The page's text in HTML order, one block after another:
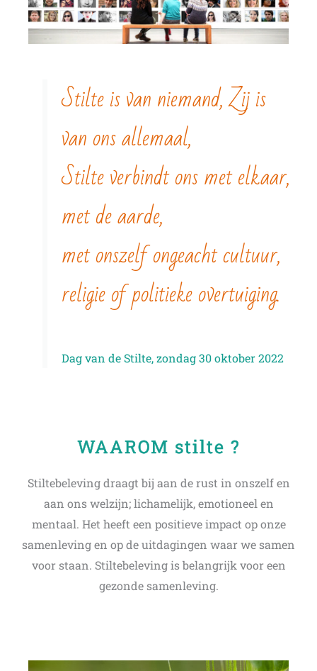
Stilte is van niemand, Zij is
van ons allemaal,
Stilte verbindt ons met elkaar,
met de aarde,
met onszelf ongeacht cultuur,
religie of politieke overtuiging.
Dag van de Stilte, zondag 30 oktober 2022
WAAROM stilte ?
Stiltebeleving draagt bij aan de rust in onszelf en
aan ons welzijn; lichamelijk, emotioneel en
mentaal. Het heeft een positieve impact op onze
samenleving en op de uitdagingen waar we samen
voor staan. Stiltebeleving is belangrijk voor een
gezonde samenleving.